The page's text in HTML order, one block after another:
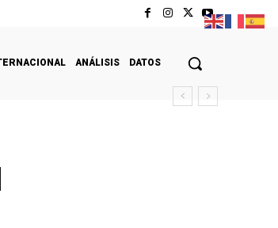
ANÁLISIS DATOS